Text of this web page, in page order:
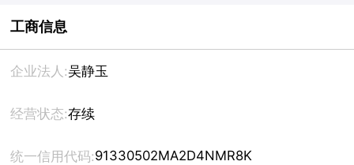
工商信息
企业法人:吴静玉
经营状态:存续
统一信用代码:91330502MA2D4NMR8K